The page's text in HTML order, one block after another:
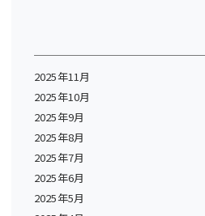
2025年11月
2025年10月
2025年9月
2025年8月
2025年7月
2025年6月
2025年5月